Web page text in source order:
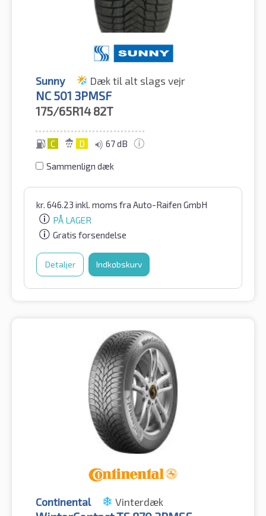
Sunny Dæk til alt slags vejr
NC 501 3PMSF
175/65R14 82T
C D 67 dB
Sammenlign dæk
kr. 646.23 inkl. moms fra Auto-Raifen GmbH
PÅ LAGER
Gratis forsendelse
Detaljer Indkøbskurv
Continental Vinterdæk